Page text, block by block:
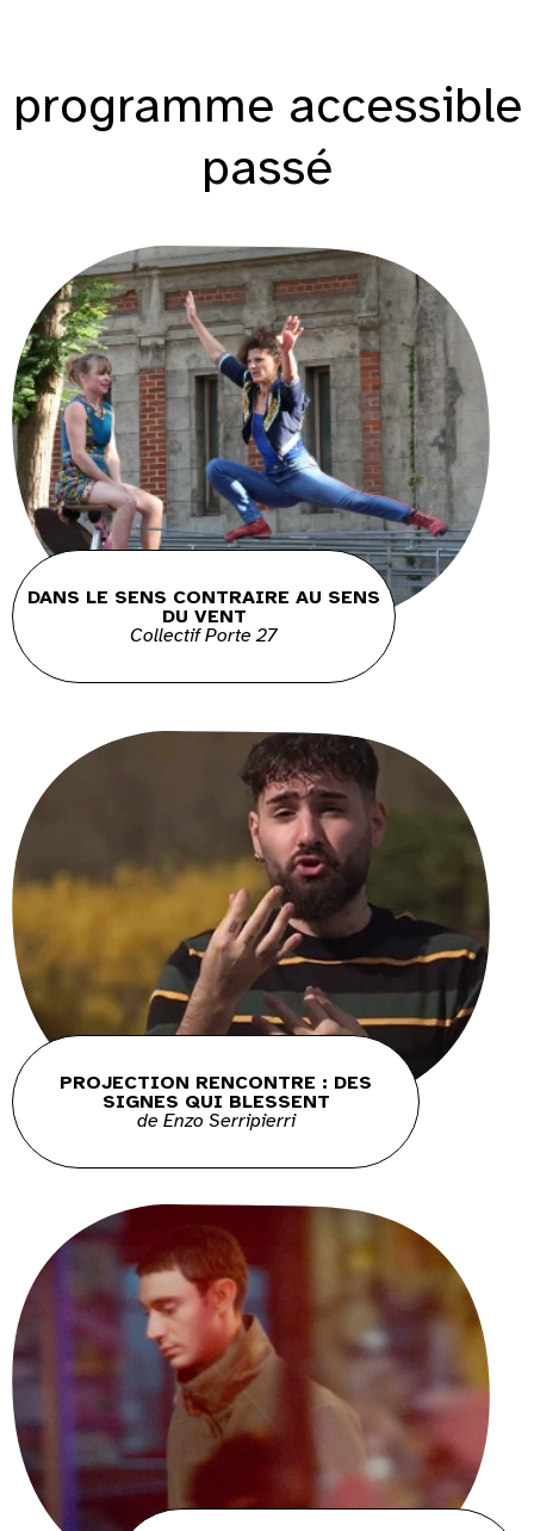
programme accessible
passé
DANS LE SENS CONTRAIRE AU SENS
DU VENT
Collectif Porte 27
PROJECTION RENCONTRE : DES
SIGNES QUI BLESSENT
de Enzo Serripierri